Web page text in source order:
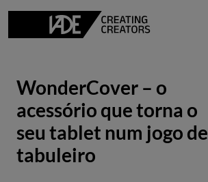
WonderCover – o
acessório que torna o
seu tablet num jogo de
tabuleiro